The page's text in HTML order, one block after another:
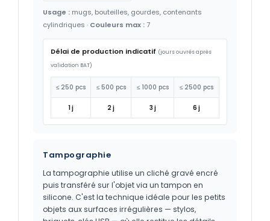
Usage : mugs, bouteilles, gourdes, contenants
cylindriques · Couleurs max :7
Délai de production indicatif (jours ouvrés après
validation BAT)
≤ 250 pcs ≤ 500 pcs ≤ 1000 pcs ≤ 2500 pcs
1 j 2 j 3 j 6 j
Tampographie
La tampographie utilise un cliché gravé encré
puis transféré sur l'objet via un tampon en
silicone. C'est la technique idéale pour les petits
objets aux surfaces irrégulières — stylos,